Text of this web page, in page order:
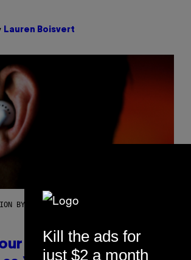
Lauren Boisvert
BY IAN WALDIE/GETTY IMAGES
Music Taste
Kill the ads for
just $2 a month